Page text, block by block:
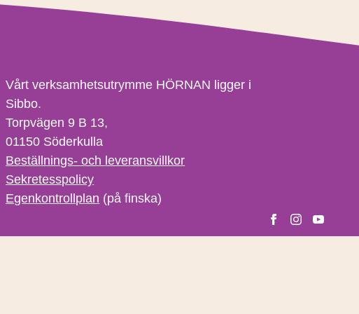
Vårt verksamhetsutrymme HÖRNAN ligger i
Sibbo.
Torpvägen 9 B 13,
01150 Söderkulla
Beställnings- och leveransvillkor
Sekretesspolicy
Egenkontrollplan (på finska)